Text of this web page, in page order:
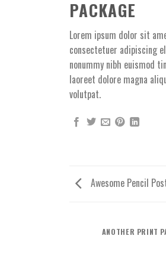
PACKAGE
Lorem ipsum dolor sit
consectetuer adipiscing
nonummy nibh euismod
laoreet dolore magna
volutpat.
Awesome Pencil
ANOTHER PRINT